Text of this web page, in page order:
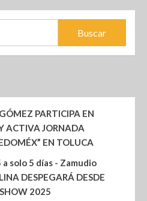
PARTICIPA EN
ACTIVA JORNADA
EN TOLUCA
solo 5 días - Zamudio
DESPEGARÁ DESDE
2025